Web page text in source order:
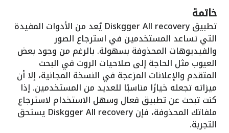
خاتمة
تطبيق Diskgger All recovery يُعد من الأدوات المفيدة
التي تساعد المستخدمين في استرجاع الصور
والفيديوهات المحذوفة بسهولة. بالرغم من وجود بعض
العيوب مثل الحاجة إلى صلاحيات الروت في البحث
المتقدم والإعلانات المزعجة في النسخة المجانية، إلا أن
ميزاته تجعله خيارًا مناسبًا للعديد من المستخدمين. إذا
كنت تبحث عن تطبيق فعال وسهل الاستخدام لاسترجاع
ملفاتك المحذوفة، فإن Diskgger All recovery يستحق
التجربة.